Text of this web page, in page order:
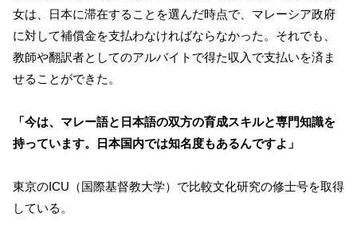
女は、日本に滞在することを選んだ時点で、マレーシア政府
に対して補償金を支払わなければならなかった。それでも、
教師や翻訳者としてのアルバイトで得た収入で支払いを済ま
せることができた。
「今は、マレー語と日本語の双方の育成スキルと専門知識を
持っています。日本国内では知名度もあるんですよ」
東京のICU（国際基督教大学）で比較文化研究の修士号を取得
している。